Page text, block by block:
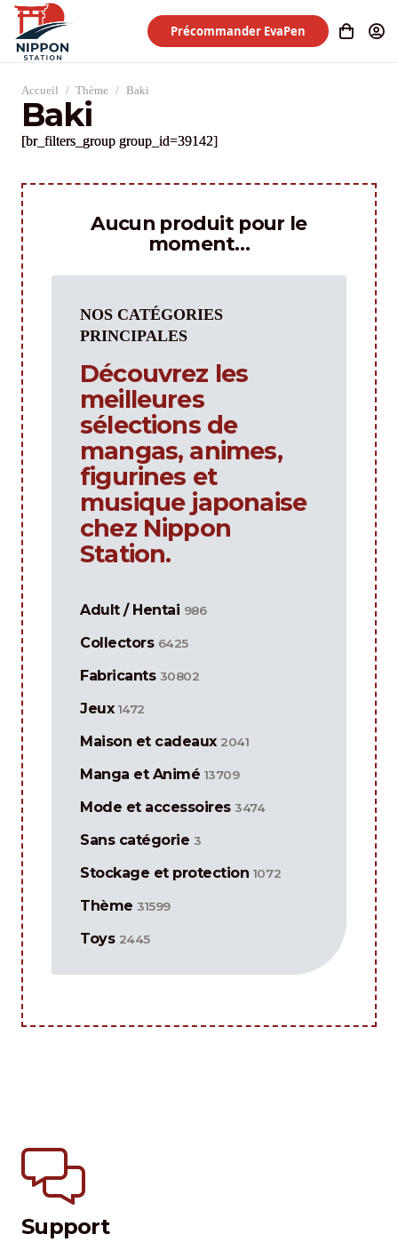
Précommander EvaPen
Accueil / Thème / Baki
Baki
[br_filters_group group_id=39142]
Aucun produit pour le
moment…
NOS CATÉGORIES
PRINCIPALES
Découvrez les
meilleures
sélections de
mangas, animes,
figurines et
musique japonaise
chez Nippon
Station.
Adult / Hentai 986
Collectors 6425
Fabricants 30802
Jeux 1472
Maison et cadeaux 2041
Manga et Animé 13709
Mode et accessoires 3474
Sans catégorie 3
Stockage et protection 1072
Thème 31599
Toys 2445
Support